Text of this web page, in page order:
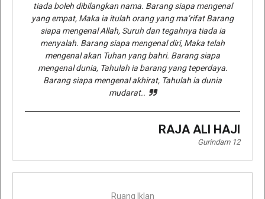
tiada boleh dibilangkan nama. Barang siapa mengenal
yang empat, Maka ia itulah orang yang ma’rifat Barang
siapa mengenal Allah, Suruh dan tegahnya tiada ia
menyalah. Barang siapa mengenal diri, Maka telah
mengenal akan Tuhan yang bahri. Barang siapa
mengenal dunia, Tahulah ia barang yang teperdaya.
Barang siapa mengenal akhirat, Tahulah ia dunia
mudarat..
RAJA ALI HAJI
Gurindam 12
Ruang Iklan